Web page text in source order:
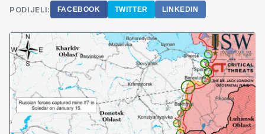
PODIJELI: FACEBOOK TWITTER LINKEDIN